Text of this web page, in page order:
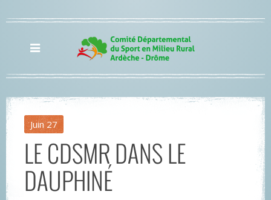
Juin 27
LE CDSMR DANS LE
DAUPHINÉ